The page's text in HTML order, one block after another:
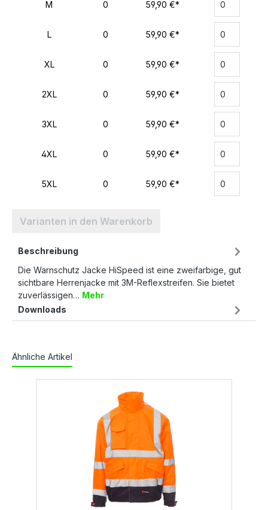
M 0 59,90 €*
L 0 59,90 €*
XL 0 59,90 €*
2XL 0 59,90 €*
3XL 0 59,90 €*
4XL 0 59,90 €*
5XL 0 59,90 €*
Varianten in den Warenkorb
Beschreibung
Die Warnschutz Jacke HiSpeed ist eine zweifarbige, gut
sichtbare Herrenjacke mit 3M-Reflexstreifen. Sie bietet
zuverlässigen… Mehr
Downloads
Ähnliche Artikel